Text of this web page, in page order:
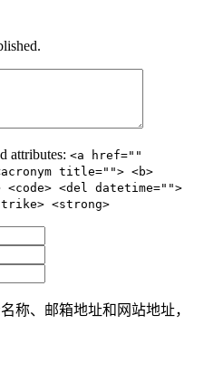
attributes: <a href=""
title=""> <b>
<del datetime="">
<strong>
称、邮箱地址和网站地址，